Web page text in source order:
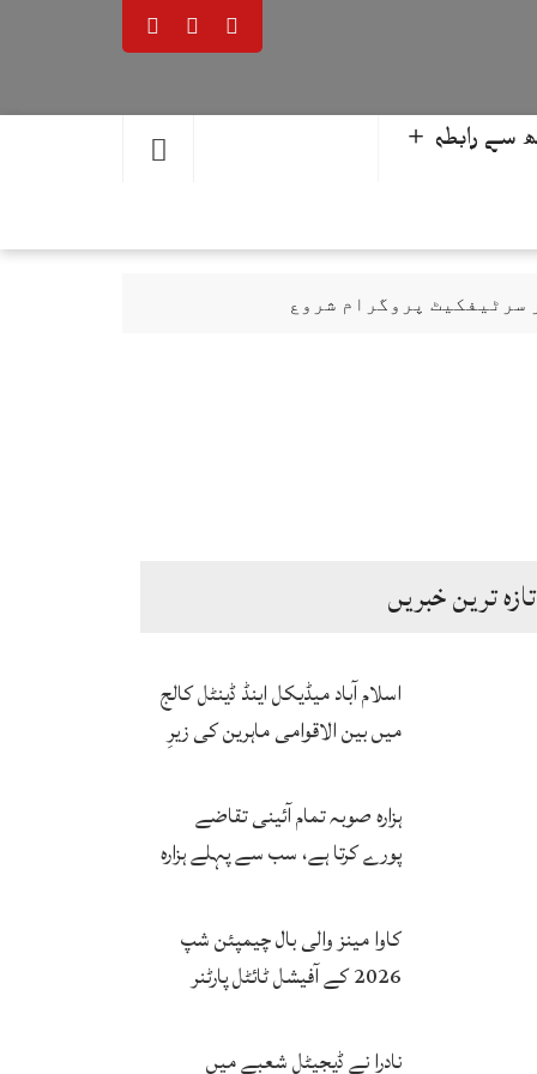
سے رابطہ ＋
سرٹیفکیٹ پروگرام شروع
تازہ ترین خبریں
اسلام آباد میڈیکل اینڈ ڈینٹل کالج
میں بین الاقوامی ماہرین کی زیرِ
سرٹیفکیٹ پروگرام شروع
ہزارہ صوبہ تمام آئینی تقاضے
پورے کرتا ہے، سب سے پہلے ہزارہ
محمد یوسف
کاوا مینز والی بال چیمپئن شپ
2026 کے آفیشل ٹائٹل پارٹنر
فتح پر جشن
نادرا نے ڈیجیٹل شعبے میں